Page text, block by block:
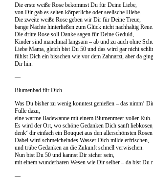
Die erste weiße Rose bekommst Du für Deine Liebe,
von Dir gab es selten körperliche oder seelische Hiebe.
Die zweite weiße Rose geben wir Dir für Deine Treue,
bange Nächte hinterließen zum Glück nicht nachhaltig Reue.
Die dritte Rose soll Danke sagen für Deine Geduld,
Kinder sind manchmal langsam – ab und zu auch ohne
Liebe Mama, gleich bist Du 50 und das wird gar nicht
fühlst Dich ein bisschen wie vor dem Zahnarzt, aber da
Dir hin.
—
Blumenbad für Dich
Was Du bisher zu wenig konntest genießen – das nimm‘
Fülle dazu,
eine warme Badewanne mit einem Blumenmeer voller Ruh.
Es wird der Ort, wo schöne Gedanken Dich sanft
denk‘ dir einfach ein Bouquet aus den allerschönsten Rosen.
Dabei wird schmeichelndes Wasser Dich milde erfrischen,
und trübe Gedanken an die Zukunft schnell verwischen.
Nun bist Du 50 und kannst Dir sicher sein,
mit einem wunderbaren Wesen wie Dir selber – da bist Du
—